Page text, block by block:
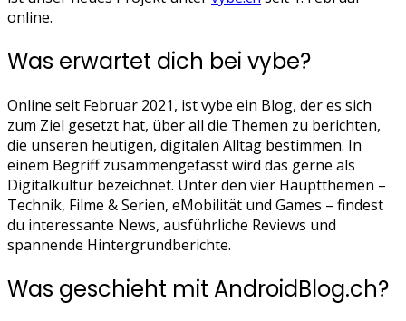
online.
Was erwartet dich bei vybe?
Online seit Februar 2021, ist vybe ein Blog, der es sich
zum Ziel gesetzt hat, über all die Themen zu berichten,
die unseren heutigen, digitalen Alltag bestimmen. In
einem Begriff zusammengefasst wird das gerne als
Digitalkultur bezeichnet. Unter den vier Hauptthemen –
Technik, Filme & Serien, eMobilität und Games – findest
du interessante News, ausführliche Reviews und
spannende Hintergrundberichte.
Was geschieht mit AndroidBlog.ch?